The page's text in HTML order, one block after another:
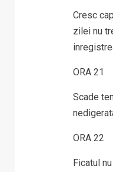
Cresc
zilei nu
ORA 21
Scade
ORA 22
Ficatul